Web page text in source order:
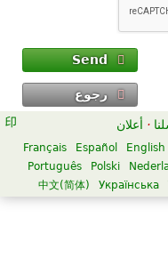
Send
رجوع
· أعلان
English
Español
Français
Polski
Português
Українська
中文(简体)